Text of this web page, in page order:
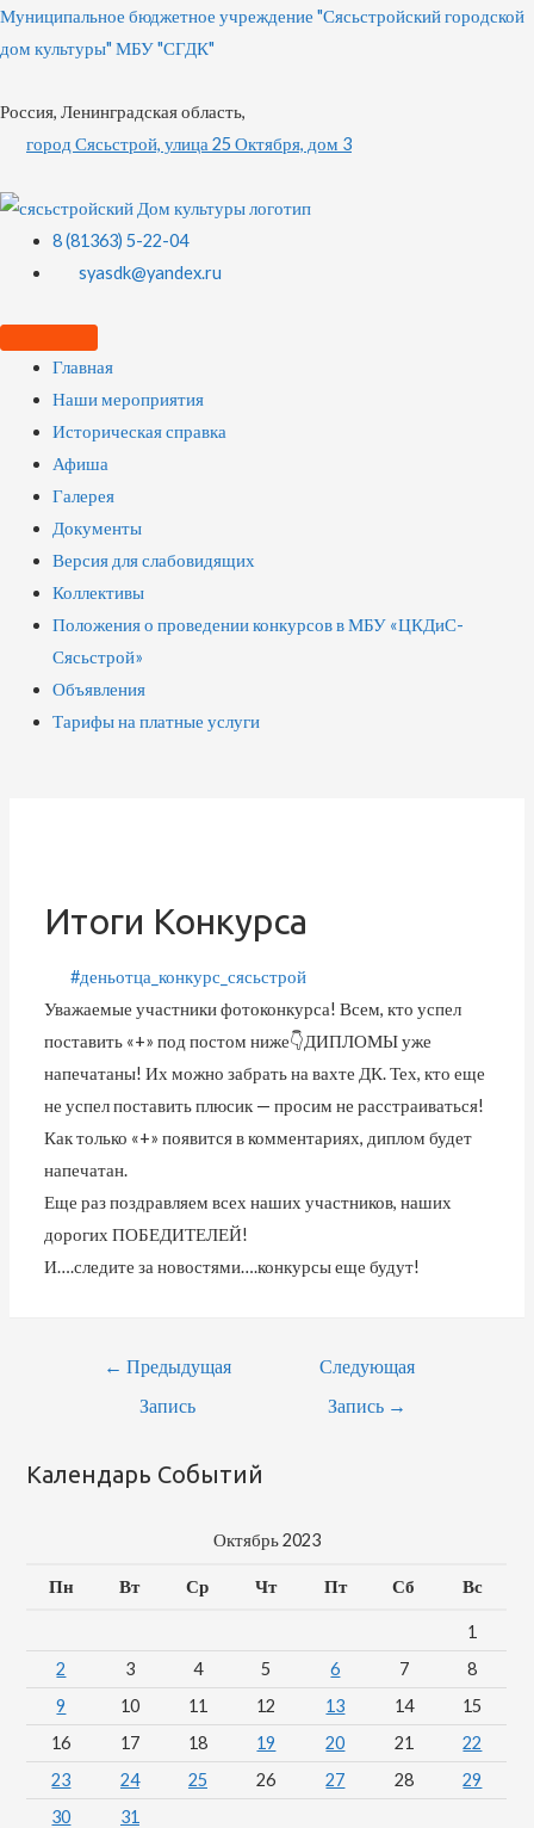
Муниципальное бюджетное учреждение "Сясьстройский городской
дом культуры" МБУ "СГДК"
Россия, Ленинградская область,
город Сясьстрой, улица 25 Октября, дом 3
8 (81363) 5-22-04
syasdk@yandex.ru
Главная
Наши мероприятия
Историческая справка
Афиша
Галерея
Документы
Версия для слабовидящих
Коллективы
Положения о проведении конкурсов в МБУ «ЦКДиС-
Сясьстрой»
Объявления
Тарифы на платные услуги
Итоги Конкурса
#деньотца_конкурс_сясьстрой
Уважаемые участники фотоконкурса! Всем, кто успел
поставить «+» под постом ниже👇ДИПЛОМЫ уже
напечатаны! Их можно забрать на вахте ДК. Тех, кто еще
не успел поставить плюсик — просим не расстраиваться!
Как только «+» появится в комментариях, диплом будет
напечатан.
Еще раз поздравляем всех наших участников, наших
дорогих ПОБЕДИТЕЛЕЙ!
И….следите за новостями….конкурсы еще будут!
Навигация
← Предыдущая
Запись
Следующая
Запись →
Календарь Событий
Октябрь 2023
Пн Вт Ср Чт Пт Сб Вс
1
2
3 4 5 6 7
8
9
10 11 12 13 14
15
16
17 18 19 20 21
22
23
24 25 26 27 28
29
30
31